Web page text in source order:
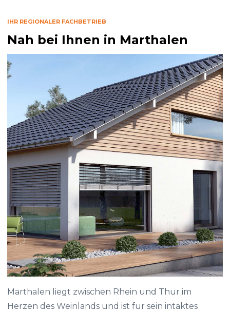
IHR REGIONALER FACHBETRIEB
Nah bei Ihnen in Marthalen
Marthalen liegt zwischen Rhein und Thur im
Herzen des Weinlands und ist für sein intaktes